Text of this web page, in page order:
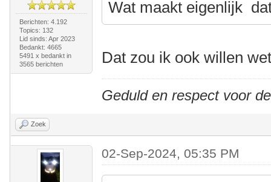
Berichten: 4.192
Topics: 132
Lid sinds: Apr 2023
Bedankt: 4665
5491 x bedankt in
3565 berichten
Wat maakt eigenlijk
Dat zou ik ook willen
Geduld en respect voor
Zoek
02-Sep-2024, 05:35 PM